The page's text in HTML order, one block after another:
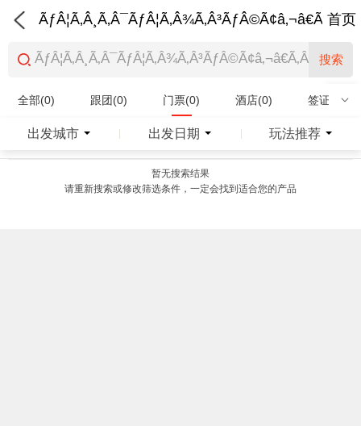
首页
搜索
全部(0) 跟团(0) 门票(0) 酒店(0) 签证(0)
特产商品(0)
出发城市 出发日期 玩法推荐
暂无搜索结果
请重新搜索或修改筛选条件，一定会找到适合您的产品